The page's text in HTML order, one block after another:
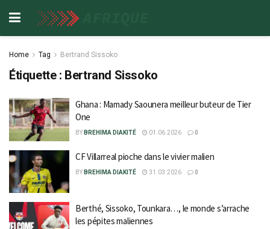
Home Tag Bertrand Sissoko
Étiquette : Bertrand Sissoko
Ghana : Mamady Saounera meilleur buteur de Tier
One
BY BREHIMA DIAKITÉ 01.06.2026 0
CF Villarreal pioche dans le vivier malien
BY BREHIMA DIAKITÉ 31.03.2026 0
Berthé, Sissoko, Tounkara…, le monde s’arrache
les pépites maliennes